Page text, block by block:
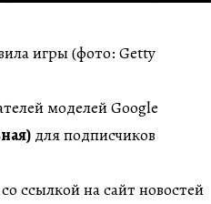
игры (фото: Getty
моделей Google
для подписчиков
ссылкой на сайт новостей